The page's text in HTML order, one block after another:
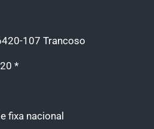
107 Trancoso
*
fixa nacional